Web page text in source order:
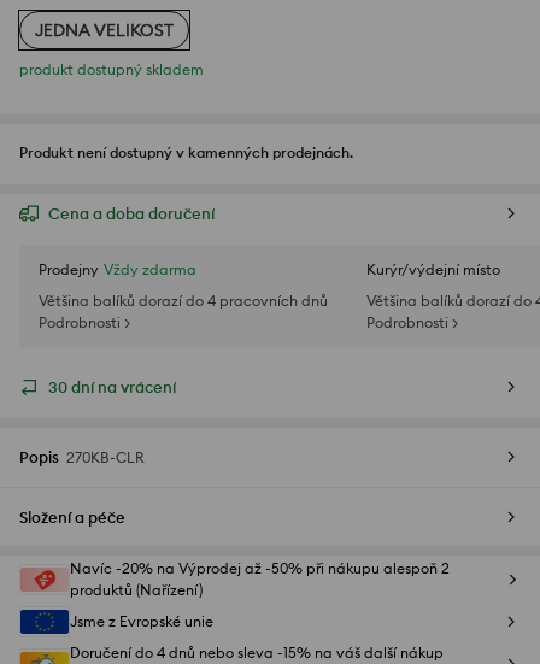
JEDNA VELIKOST
produkt dostupný skladem
Produkt není dostupný v kamenných prodejnách.
Cena a doba doručení
Prodejny Vždy zdarma
Většina balíků dorazí do 4 pracovních dnů
Podrobnosti >
Kurýr/výdejní místo
Většina balíků dorazí do
Podrobnosti >
30 dní na vrácení
Popis 270KB-CLR
Složení a péče
Navíc -20% na Výprodej až -50% při nákupu alespoň 2
produktů (Nařízení)
Jsme z Evropské unie
Doručení do 4 dnů nebo sleva -15% na váš další nákup